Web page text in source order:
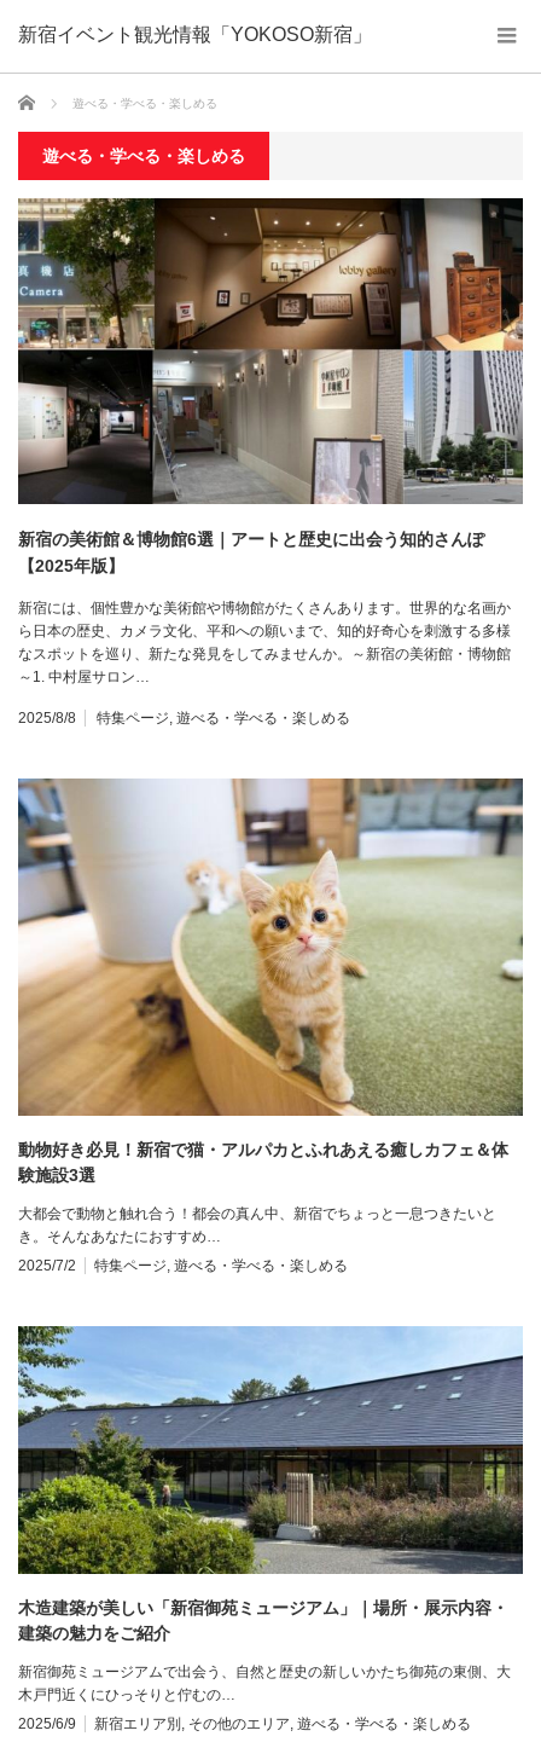
新宿イベント観光情報「YOKOSO新宿」
ホーム 遊べる・学べる・楽しめる
遊べる・学べる・楽しめる
新宿の美術館＆博物館6選｜アートと歴史に出会う知的さんぽ
【2025年版】
新宿には、個性豊かな美術館や博物館がたくさんあります。世界的な名画か
ら日本の歴史、カメラ文化、平和への願いまで、知的好奇心を刺激する多様
なスポットを巡り、新たな発見をしてみませんか。～新宿の美術館・博物館
～1. 中村屋サロン…
2025/8/8 特集ページ, 遊べる・学べる・楽しめる
動物好き必見！新宿で猫・アルパカとふれあえる癒しカフェ＆体
験施設3選
大都会で動物と触れ合う！都会の真ん中、新宿でちょっと一息つきたいと
き。そんなあなたにおすすめ…
2025/7/2
特集ページ 遊べる・学べる・楽しめる
木造建築が美しい「新宿御苑ミュージアム」｜場所・展示内容・
建築の魅力をご紹介
新宿御苑ミュージアムで出会う、自然と歴史の新しいかたち御苑の東側、大
木戸門近くにひっそりと佇むの…
2025/6/9
新宿エリア別 , その他のエリア, 遊べる・学べる・楽しめる